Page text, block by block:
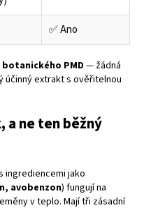
✅ Ano
PMD — žádná
účinný extrakt s ověřitelnou
a ne ten běžný
ingrediencemi jako
avobenzon) fungují na
v teplo. Mají tři zásadní